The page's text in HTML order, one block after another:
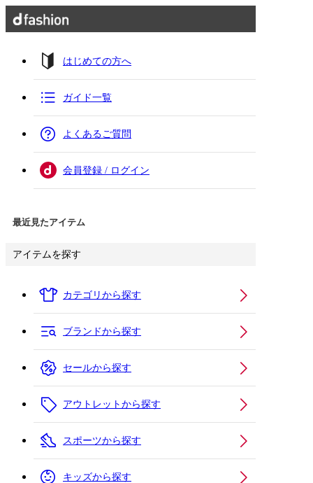
はじめての方へ
ガイド一覧
よくあるご質問
会員登録 / ログイン
最近見たアイテム
アイテムを探す
カテゴリから探す
ブランドから探す
セールから探す
アウトレットから探す
スポーツから探す
キッズから探す